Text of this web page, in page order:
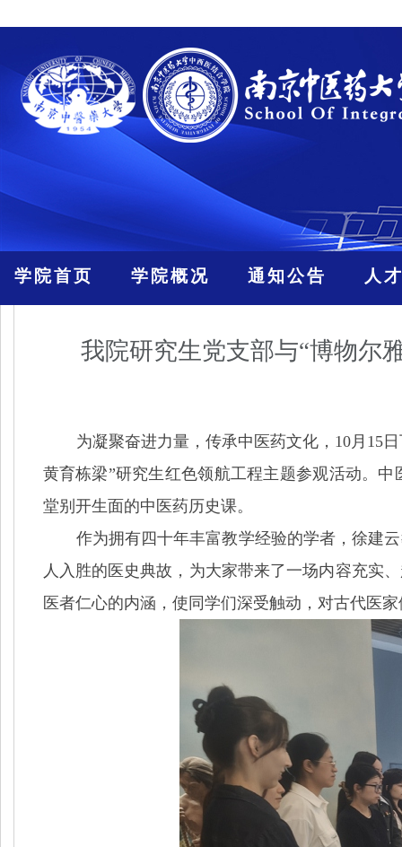
学院首页 学院概况 通知公告 人
我院研究生党支部与“博物尔
为凝聚奋进力量， 传承中医药文化， 10月15
黄育栋梁”研究生红色领航工程主题参观活动。 中
堂别开生面的中医药历史课。
作为拥有四十年丰富教学经验的学者，徐建
人入胜的医史典故，为大家带来了一场内容充实
医者仁心的内涵，使同学们深受触动，对古代医